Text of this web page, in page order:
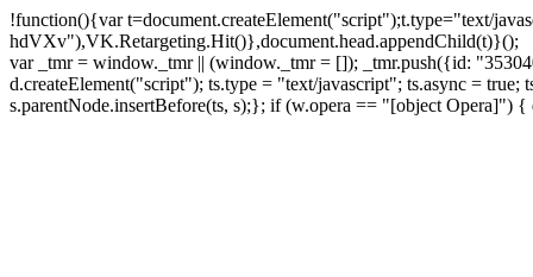
!function(){var t=document.createElement("script");t.type="text/
hdVXv"),VK.Retargeting.Hit()},document.head.appendChild(t)}();
var _tmr = window._tmr || (window._tmr = []); _tmr.push({id:
d.createElement("script"); ts.type = "text/javascript"; ts.async =
s.parentNode.insertBefore(ts, s);}; if (w.opera == "[object